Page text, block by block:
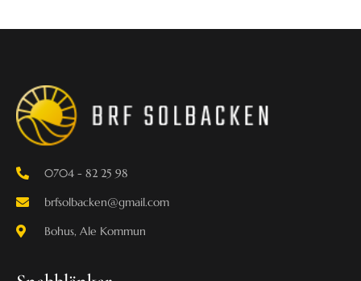
0704 - 82 25 98
brfsolbacken@gmail.com
Bohus, Ale Kommun